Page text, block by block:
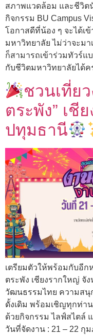
สภาพแวดล้อม และชีวิต
กิจกรรม BU Campus
โอกาสดีที่น้อง ๆ จะได้เ
มหาวิทยาลัย ไม่ว่าจะม
ก็สามารถเข้าร่วมทัวร์แ
กับชีวิตมหาวิทยาลัยได้ค
ชวนเที่ย
ตระพัง” เชี
ปทุมธานี
เตรียมตัวให้พร้อมกับอีก
ตระพัง เชียงรากใหญ่ จั
วัฒนธรรมไทย ความส
ดั้งเดิม พร้อมเชิญทุกท่า
ด้วยกิจกรรม ไลฟ์สไตล์
วันที่จัดงาน : 21 – 22 กุ